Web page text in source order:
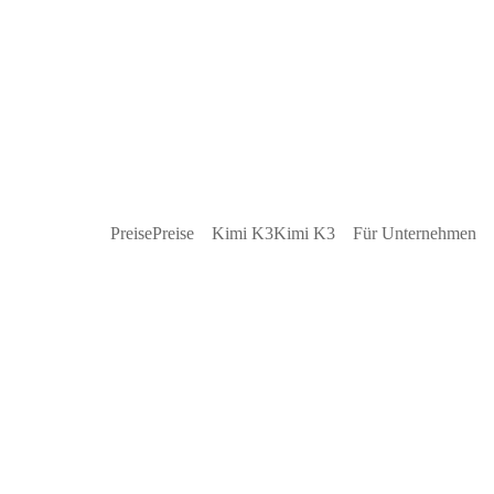
PreisePreise Kimi K3Kimi K3 Für Unternehmen